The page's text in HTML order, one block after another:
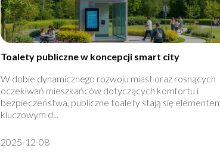
Toalety publiczne w koncepcji smart city
W dobie dynamicznego rozwoju miast oraz rosnących
oczekiwań mieszkańców dotyczących komfortu i
bezpieczeństwa, publiczne toalety stają się
kluczowym d...
2025-12-08